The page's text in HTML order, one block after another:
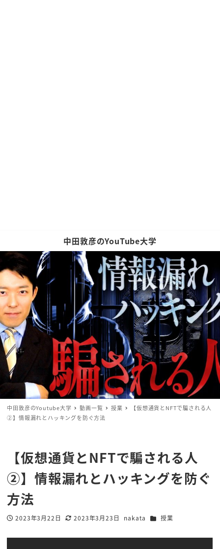
中田敦彦のYouTube大学
中田敦彦のYoutube大学 動画一覧 授業
【仮想通貨とNFTで騙される人
②】情報漏れとハッキングを防ぐ方法
【仮想通貨とNFTで騙される人
②】情報漏れとハッキングを防ぐ
方法
投稿日
2023年3月22日
更新日
2023年3月23日
著
nakata カテゴリー
授業